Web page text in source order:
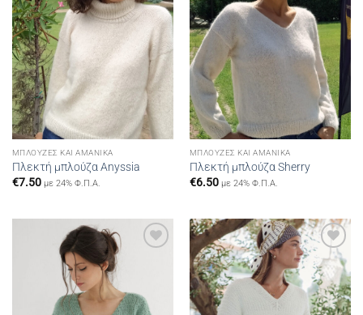
ΜΠΛΟΎΖΕΣ ΚΑΙ ΑΜΆΝΙΚΑ
Πλεκτή μπλούζα Anyssia
€7.50 με 24% Φ.Π.Α.
ΜΠΛΟΎΖΕΣ ΚΑΙ ΑΜΆΝΙΚΑ
Πλεκτή μπλούζα Sherry
€6.50 με 24% Φ.Π.Α.
Add to
wishlist